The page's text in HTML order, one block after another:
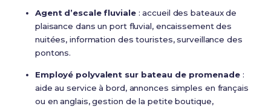
Agent d’escale fluviale: accueil des bateaux de
plaisance dans un port fluvial, encaissement des
nuitées, information des touristes, surveillance des
pontons.
Employé polyvalent sur bateau de promenade:
aide au service à bord, annonces simples en français
ou en anglais, gestion de la petite boutique,